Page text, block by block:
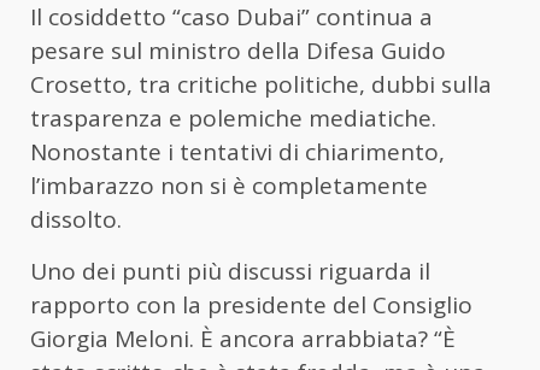
Il cosiddetto “caso Dubai” continua a
pesare sul ministro della Difesa Guido
Crosetto, tra critiche politiche, dubbi sulla
trasparenza e polemiche mediatiche.
Nonostante i tentativi di chiarimento,
l’imbarazzo non si è completamente
dissolto.
Uno dei punti più discussi riguarda il
rapporto con la presidente del Consiglio
Giorgia Meloni. È ancora arrabbiata? “È